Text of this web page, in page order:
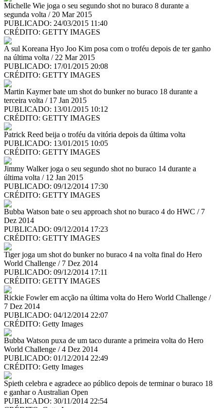
Michelle Wie joga o seu segundo shot no buraco 8 durante a
segunda volta / 20 Mar 2015
PUBLICADO: 24/03/2015 11:40
CRÉDITO: GETTY IMAGES
A sul Koreana Hyo Joo Kim posa com o troféu depois de ter ganho
na última volta / 22 Mar 2015
PUBLICADO: 17/01/2015 20:08
CRÉDITO: GETTY IMAGES
Martin Kaymer bate um shot do bunker no buraco 18 durante a
terceira volta / 17 Jan 2015
PUBLICADO: 13/01/2015 10:12
CRÉDITO: GETTY IMAGES
Patrick Reed beija o troféu da vitória depois da última volta
PUBLICADO: 13/01/2015 10:05
CRÉDITO: GETTY IMAGES
Jimmy Walker joga o seu segundo shot no buraco 14 durante a
última volta / 12 Jan 2015
PUBLICADO: 09/12/2014 17:30
CRÉDITO: GETTY IMAGES
Bubba Watson bate o seu approach shot no buraco 4 do HWC / 7
Dez 2014
PUBLICADO: 09/12/2014 17:23
CRÉDITO: GETTY IMAGES
Tiger joga um shot do bunker no buraco 4 na volta final do Hero
World Challenge / 7 Dez 2014
PUBLICADO: 09/12/2014 17:11
CRÉDITO: GETTY IMAGES
Rickie Fowler em acção na última volta do Hero World Challenge /
7 Dez 2014
PUBLICADO: 04/12/2014 22:07
CRÉDITO: Getty Images
Bubba Watson puxa de um taco durante a primeira volta do Hero
World Challenge / 4 Dez 2014
PUBLICADO: 01/12/2014 22:49
CRÉDITO: Getty Images
Spieth celebra e agradece ao público depois de terminar o buraco 18
e ganhar o Australian Open
PUBLICADO: 30/11/2014 22:54